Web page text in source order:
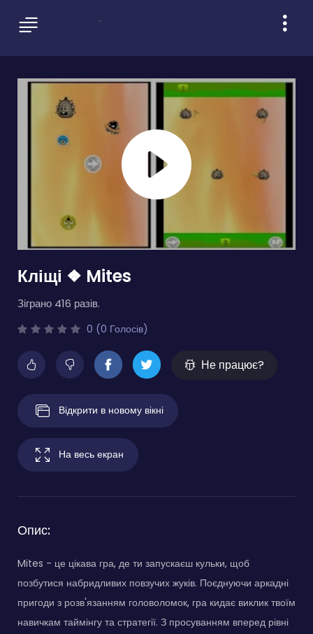
Кліщі ❖ Mites
Зіграно 416 разів.
0 (0 Голосів)
Не працює?
Відкрити в новому вікні
На весь екран
Опис:
Mites - це цікава гра, де ти запускаєш кульки, щоб
позбутися набридливих повзучих жуків. Поєднуючи аркадні
пригоди з розв'язанням головоломок, гра кидає виклик твоїм
навичкам таймінгу та стратегії. З просуванням вперед рівні